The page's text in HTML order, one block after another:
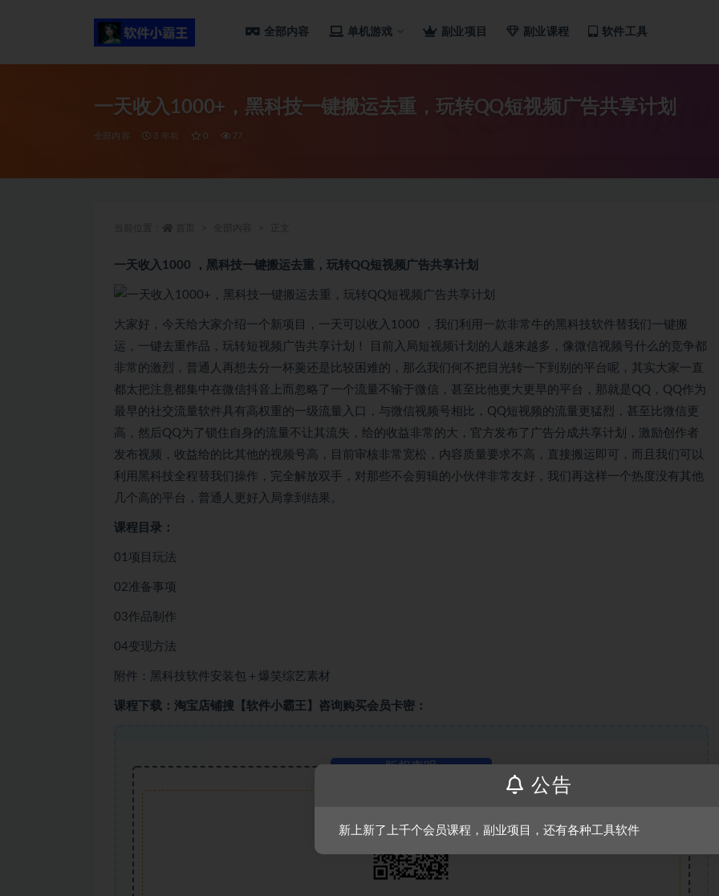
全部内容 单机游戏 副业项目 副业课程 软件工具
一天收入1000+，黑科技一键搬运去重，玩转QQ短视频广告共享计划
全部内容 3 年前 0 77
一天收入1000 ，黑科技一键搬运去重，玩转QQ短视频广告共享计划
大家好，今天给大家介绍一个新项目，一天可以收入1000 ，我们利用一款非常牛的黑科技软件替我们一键搬
运，一键去重作品，玩转短视频广告共享计划！ 目前入局短视频计划的人越来越多，像微信视频号什么的竞争都
非常的激烈，普通人再想去分一杯羹还是比较困难的，那么我们何不把目光转一下到别的平台呢，其实大家一直
都太把注意都集中在微信抖音上而忽略了一个流量不输于微信，甚至比他更大更早的平台，那就是QQ，QQ作为
最早的社交流量软件具有高权重的一级流量入口，与微信视频号相比，QQ短视频的流量更猛烈，甚至比微信更
高，然后QQ为了锁住自身的流量不让其流失，给的收益非常的大，官方发布了广告分成共享计划，激励创作者
发布视频，收益给的比其他的视频号高，目前审核非常宽松，内容质量要求不高，直接搬运即可，而且我们可以
利用黑科技全程替我们操作，完全解放双手，对那些不会剪辑的小伙伴非常友好，我们再这样一个热度没有其他
几个高的平台，普通人更好入局拿到结果。
课程目录：
01项目玩法
02准备事项
03作品制作
04变现方法
附件：黑科技软件安装包＋爆笑综艺素材
课程下载：淘宝店铺搜【软件小霸王】咨询购买会员卡密：
版权声明
公告
新上新了上千个会员课程，副业项目，还有各种工具软件